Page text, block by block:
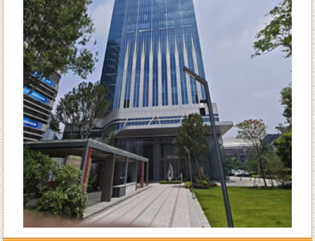
来自王生的评价：
全网找了个遍，还是陈洲老师的学术水平高，难怪陈老师名号响彻整个潮
汕甚至海内外多地！
来自李先生的评价：
不得承认老师的水平高，上个月找老师调理一下住宅风水，这个月的运势
就开始转变得顺利了，生意也兴旺起来了。给一百个赞
来自王小姐的评价：
大师就是大师的水平，看风水不只是遵循古法，而且科学实用，我只信任
陈洲先生！
来自孙先生的评价：
找陈洲老师先生算八字算流年已有13个年头了，每一年的运势都算得很
准，老师算我去年八月会有一次意外破财，真的应时就被诈骗了一笔不小
不大的钱。
来自赵先生的评价：